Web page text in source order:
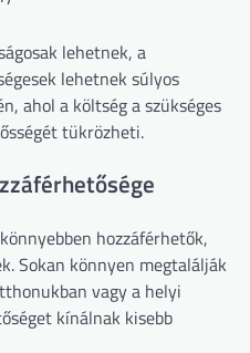
lehetnek, a
lehetnek súlyos
ahol a költség a szükséges
tükrözheti.
hozzáférhetők,
Sokan könnyen megtalálják
vagy a helyi
kínálnak kisebb